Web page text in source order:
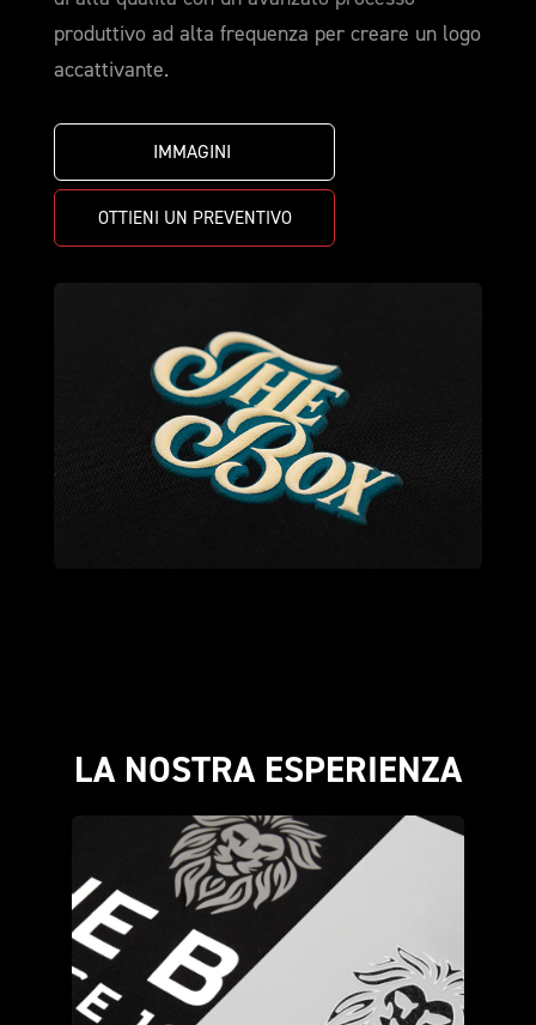
produttivo ad alta frequenza per creare un logo
accattivante.
IMMAGINI
OTTIENI UN PREVENTIVO
LA NOSTRA ESPERIENZA